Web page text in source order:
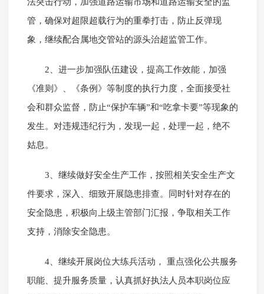
管，确保对超限超载行为的重拳打击，防止反弹现
象，继续配合属地交管站的源头治超监管工作。
2、进一步加强队伍建设，提高工作效能，加强
《准则》、《条例》等制度的执行力度，全面接受社
会和群众监督，防止“保护车辆”和“吃拿卡要”等现象的
发生。对违规违纪行为，发现一起，处理一起，绝不
姑息。
3、继续做好安全生产工作，按照相关安全生产文
件要求，深入、细致开展隐患排查。同时针对存在的
安全隐患，积极向上级主管部门汇报，争取相关工作
支持，消除安全隐患。
4、继续开展岗位大练兵活动， 重点强化公共服务
职能、提升服务质量，认真抓好执法人员本职岗位应